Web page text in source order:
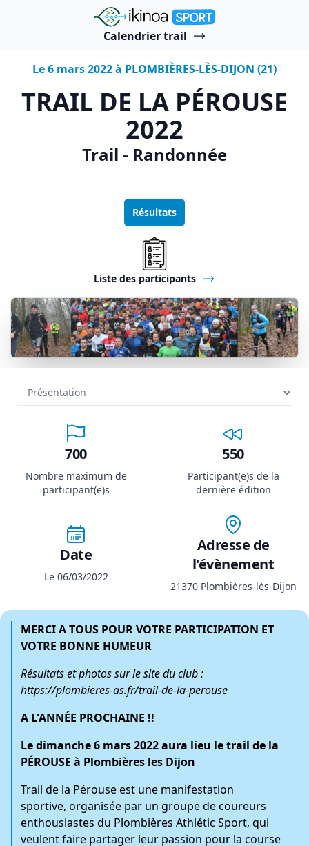
"Ikinoa Sport"
Calendrier trail
Le 6 mars 2022 à PLOMBIÈRES-LÈS-DIJON (21)
TRAIL DE LA PÉROUSE
2022
Trail - Randonnée
Résultats
Liste des participants
700
Nombre maximum de
participant(e)s
550
Participant(e)s de la
dernière édition
Date
Le 06/03/2022
Adresse de
l'évènement
21370 Plombières-lès-Dijon
MERCI A TOUS POUR VOTRE PARTICIPATION ET
VOTRE BONNE HUMEUR
Résultats et photos sur le site du club :
https://plombieres-as.fr/trail-de-la-perouse
A L'ANNÉE PROCHAINE !!
Le dimanche 6 mars 2022 aura lieu le trail de la
PÉROUSE à Plombières les Dijon
Trail de la Pérouse est une manifestation
sportive, organisée par un groupe de coureurs
enthousiastes du Plombières Athlétic Sport, qui
veulent faire partager leur passion pour la course